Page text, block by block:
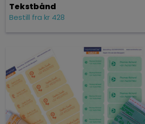
Tekst­bånd
Bestill fra kr 428